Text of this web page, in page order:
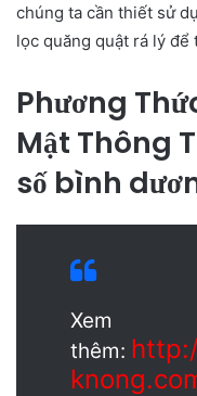
chúng ta cần thiết sử
lọc quăng quật rá lý để
Phương
Mật Thông
số bình
Xem
thêm: